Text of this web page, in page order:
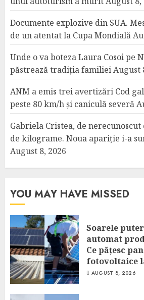
Documente explozive din SUA.
de un atentat la Cupa Mondială
Unde o va boteza Laura Cosoi pe
păstrează tradiția familieiAugust
ANM a emis trei avertizări Cod
peste 80 km/h și caniculă severă
Gabriela Cristea, de nerecunoscut
de kilograme. Noua apariție i-a
August 8, 2026
YOU MAY HAVE MISSED
Soarele
automat
Ce pățesc
fotovoltaice
AUGUST 8, 2026